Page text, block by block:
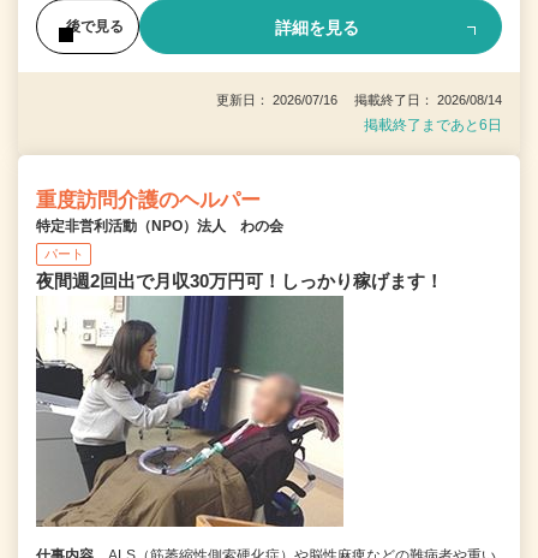
後で見る 詳細を見る
更新日： 2026/07/16 掲載終了日： 2026/08/14
掲載終了まであと6日
重度訪問介護のヘルパー
特定非営利活動（NPO）法人 わの会
パート
夜間週2回出で月収30万円可！しっかり稼げます！